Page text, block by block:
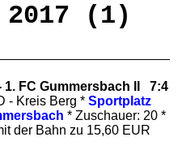
(1)
1. FC Gummersbach II 7:4
- Kreis Berg * Sportplatz
* Zuschauer: 20 *
der Bahn zu 15,60 EUR